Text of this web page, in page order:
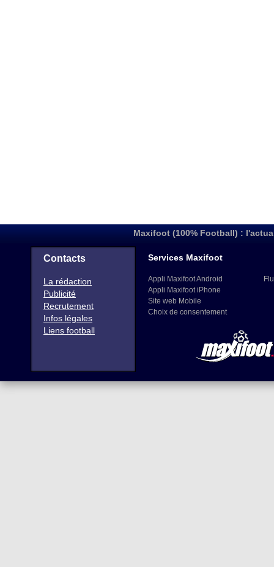
Maxifoot (100% Football) :
Contacts
La rédaction
Publicité
Recrutement
Infos légales
Liens football
Services Maxifoot
Appli Maxifoot Android
Appli Maxifoot iPhone
Site web Mobile
Choix de consentement